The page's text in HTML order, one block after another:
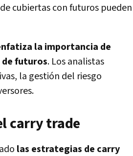
cubiertas con futuros pueden
la importancia de
futuros. Los analistas
la gestión del riesgo
carry trade
las estrategias de carry